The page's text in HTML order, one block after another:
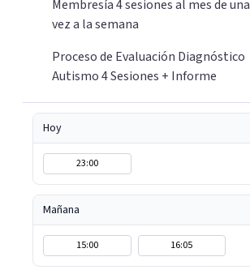
Membresía 4 sesiones al mes de una
vez a la semana
Proceso de Evaluación Diagnóstico
Autismo 4 Sesiones + Informe
Hoy
23:00
Mañana
15:00 16:05